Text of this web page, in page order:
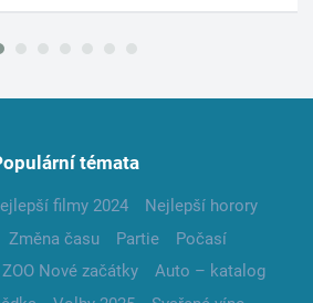
témata
filmy 2024
Nejlepší horory
Změna času Partie
Počasí
ZOO Nové začátky
Auto – katalog